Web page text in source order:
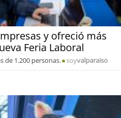
y ofreció más
Feria Laboral
de 1.200 personas. soyvalparaiso